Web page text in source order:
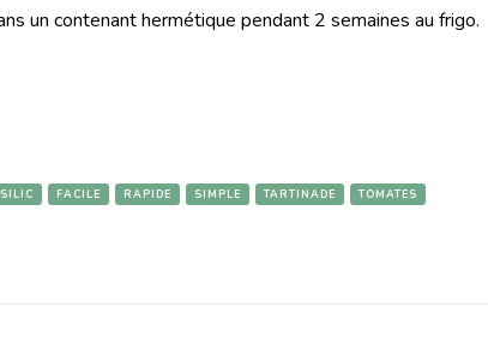
un contenant hermétique pendant 2 semaines au frigo.
FACILE RAPIDE SIMPLE TARTINADE TOMATES